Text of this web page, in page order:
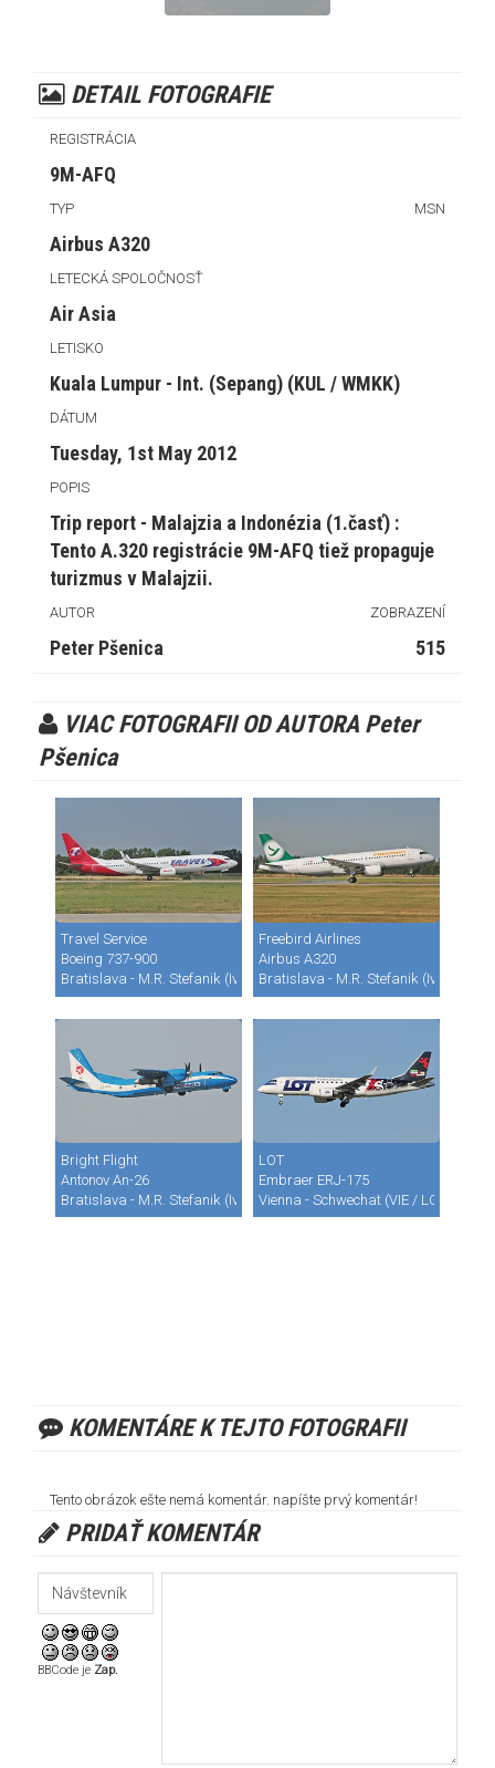
DETAIL FOTOGRAFIE
REGISTRÁCIA
9M-AFQ
TYP MSN
Airbus A320
LETECKÁ SPOLOČNOSŤ
Air Asia
LETISKO
Kuala Lumpur - Int. (Sepang) (KUL / WMKK)
DÁTUM
Tuesday, 1st May 2012
POPIS
Trip report - Malajzia a Indonézia (1.časť) :
Tento A.320 registrácie 9M-AFQ tiež propaguje
turizmus v Malajzii.
AUTOR ZOBRAZENÍ
Peter Pšenica 515
VIAC FOTOGRAFII OD AUTORA Peter
Pšenica
Travel Service
Boeing 737-900
Bratislava - M.R. Stefanik (Ivanka) (BTS / LZIB)
Freebird Airlines
Airbus A320
Bratislava - M.R. Stefanik (Ivanka)
Bright Flight
Antonov An-26
Bratislava - M.R. Stefanik (Ivanka) (BTS / LZIB)
LOT
Embraer ERJ-175
Vienna - Schwechat (VIE / LOWW)
KOMENTÁRE K TEJTO FOTOGRAFII
Tento obrázok ešte nemá komentár. napíšte prvý komentár!
PRIDAŤ KOMENTÁR
BBCode je Zap.